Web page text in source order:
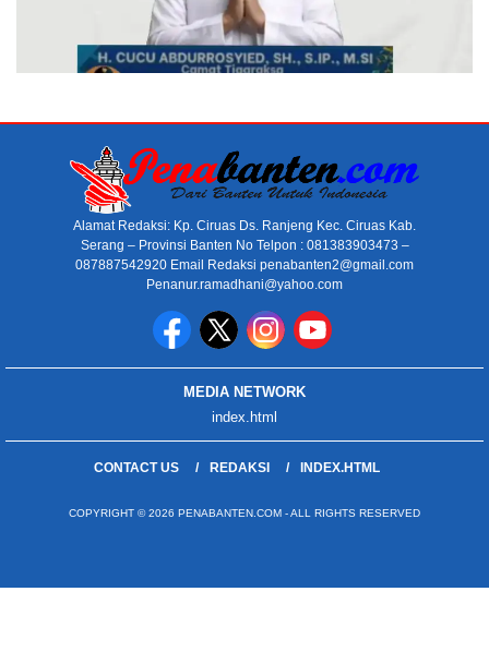
Alamat Redaksi: Kp. Ciruas Ds. Ranjeng Kec. Ciruas Kab.
Serang – Provinsi Banten No Telpon : 081383903473 –
087887542920 Email Redaksi penabanten2@gmail.com
Penanur.ramadhani@yahoo.com
MEDIA NETWORK
index.html
CONTACT US REDAKSI INDEX.HTML
COPYRIGHT © 2026 PENABANTEN.COM - ALL RIGHTS RESERVED